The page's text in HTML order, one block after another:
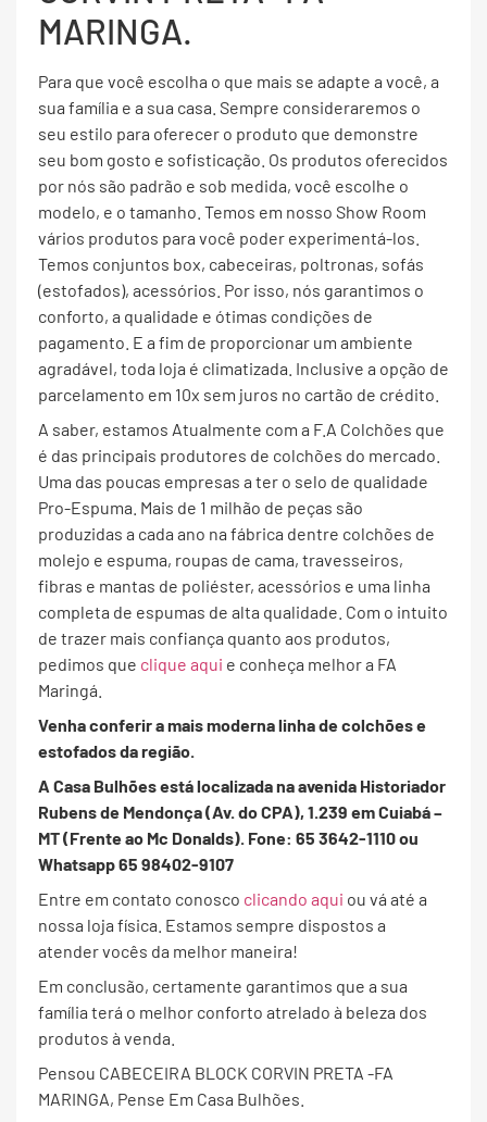
MARINGA.
Para que você escolha o que mais se adapte a você, a
sua família e a sua casa. Sempre consideraremos o
seu estilo para oferecer o produto que demonstre
seu bom gosto e sofisticação. Os produtos oferecidos
por nós são padrão e sob medida, você escolhe o
modelo, e o tamanho. Temos em nosso Show Room
vários produtos para você poder experimentá-los.
Temos conjuntos box, cabeceiras, poltronas, sofás
(estofados), acessórios. Por isso, nós garantimos o
conforto, a qualidade e ótimas condições de
pagamento. E a fim de proporcionar um ambiente
agradável, toda loja é climatizada. Inclusive a opção de
parcelamento em 10x sem juros no cartão de crédito.
A saber, estamos Atualmente com a F.A Colchões que
é das principais produtores de colchões do mercado.
Uma das poucas empresas a ter o selo de qualidade
Pro-Espuma. Mais de 1 milhão de peças são
produzidas a cada ano na fábrica dentre colchões de
molejo e espuma, roupas de cama, travesseiros,
fibras e mantas de poliéster, acessórios e uma linha
completa de espumas de alta qualidade. Com o intuito
de trazer mais confiança quanto aos produtos,
pedimos que clique aqui e conheça melhor a FA
Maringá.
Venha conferir a mais moderna linha de colchões e
estofados da região.
A Casa Bulhões está localizada na avenida Historiador
Rubens de Mendonça (Av. do CPA), 1.239 em Cuiabá –
MT (Frente ao Mc Donalds). Fone: 65 3642-1110 ou
Whatsapp 65 98402-9107
Entre em contato conosco clicando aqui ou vá até a
nossa loja física. Estamos sempre dispostos a
atender vocês da melhor maneira!
Em conclusão, certamente garantimos que a sua
família terá o melhor conforto atrelado à beleza dos
produtos à venda.
Pensou CABECEIRA BLOCK CORVIN PRETA -FA
MARINGA, Pense Em Casa Bulhões.